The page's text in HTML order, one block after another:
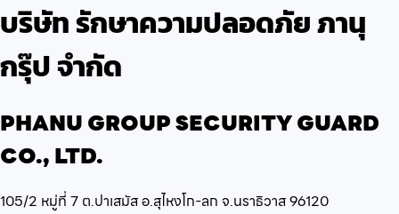
บริษัท รักษาความปลอดภัย ภานุ
กรุ๊ป จำกัด
PHANU GROUP SECURITY GUARD
CO., LTD.
105/2 หมู่ที่ 7 ต.ปาเสมัส อ.สุไหงโก-ลก จ.นราธิวาส 96120